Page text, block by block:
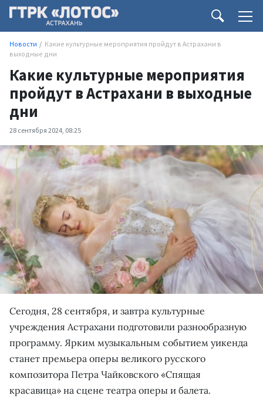
Новости
Какие культурные мероприятия пройдут в Астрахани в
выходные дни
Какие культурные мероприятия
пройдут в Астрахани в выходные
дни
28 сентября 2024, 08:25
Сегодня, 28 сентября, и завтра культурные
учреждения Астрахани подготовили разнообразную
программу. Ярким музыкальным событием уикенда
станет премьера оперы великого русского
композитора Петра Чайковского «Спящая
красавица» на сцене театра оперы и балета.